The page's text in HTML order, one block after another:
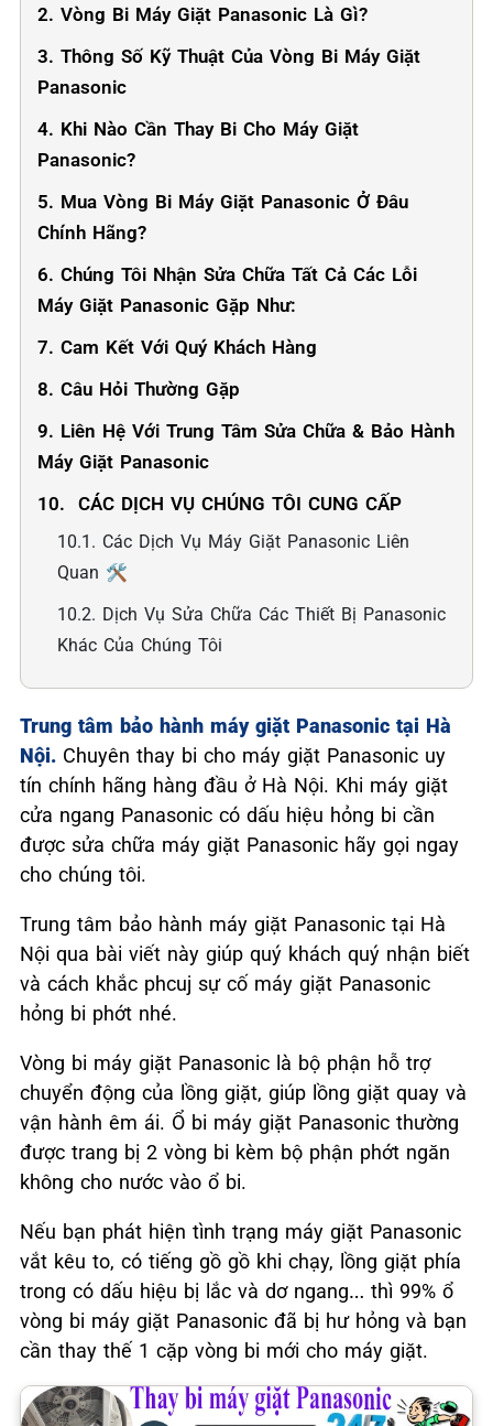
2. Vòng Bi Máy Giặt Panasonic Là Gì?
3. Thông Số Kỹ Thuật Của Vòng Bi Máy Giặt
Panasonic
4. Khi Nào Cần Thay Bi Cho Máy Giặt
Panasonic?
5. Mua Vòng Bi Máy Giặt Panasonic Ở Đâu
Chính Hãng?
6. Chúng Tôi Nhận Sửa Chữa Tất Cả Các Lỗi
Máy Giặt Panasonic Gặp Như:
7. Cam Kết Với Quý Khách Hàng
8. Câu Hỏi Thường Gặp
9. Liên Hệ Với Trung Tâm Sửa Chữa & Bảo Hành
Máy Giặt Panasonic
10. ️ CÁC DỊCH VỤ CHÚNG TÔI CUNG CẤP
10.1. Các Dịch Vụ Máy Giặt Panasonic Liên
Quan 🛠️
10.2. Dịch Vụ Sửa Chữa Các Thiết Bị Panasonic
Khác Của Chúng Tôi
Trung tâm bảo hành máy giặt Panasonic tại Hà
Nội. Chuyên thay bi cho máy giặt Panasonic uy
tín chính hãng hàng đầu ở Hà Nội. Khi máy giặt
cửa ngang Panasonic có dấu hiệu hỏng bi cần
được sửa chữa máy giặt Panasonic hãy gọi ngay
cho chúng tôi.
Trung tâm bảo hành máy giặt Panasonic tại Hà
Nội qua bài viết này giúp quý khách quý nhận biết
và cách khắc phcuj sự cố máy giặt Panasonic
hỏng bi phớt nhé.
Vòng bi máy giặt Panasonic là bộ phận hỗ trợ
chuyển động của lồng giặt, giúp lồng giặt quay và
vận hành êm ái. Ổ bi máy giặt Panasonic thường
được trang bị 2 vòng bi kèm bộ phận phớt ngăn
không cho nước vào ổ bi.
Nếu bạn phát hiện tình trạng máy giặt Panasonic
vắt kêu to, có tiếng gồ gồ khi chạy, lồng giặt phía
trong có dấu hiệu bị lắc và dơ ngang… thì 99% ổ
vòng bi máy giặt Panasonic đã bị hư hỏng và bạn
cần thay thế 1 cặp vòng bi mới cho máy giặt.